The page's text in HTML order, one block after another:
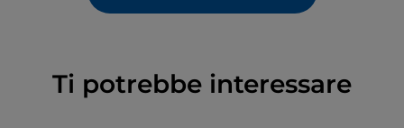
Ti potrebbe interessare